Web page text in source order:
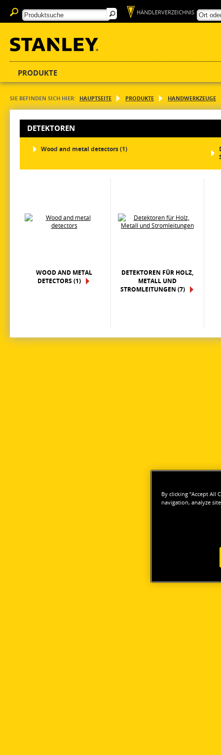
HÄNDLERVERZEICHNIS
PRODUKTE
SIE BEFINDEN SICH HIER: HAUPTSEITE PRODUKTE HANDWERKZEUGE
DETEKTOREN
Wood and metal detectors (1)
WOOD AND METAL
DETECTORS (1)
DETEKTOREN FÜR HOLZ,
METALL UND
STROMLEITUNGEN (7)
By clicking “Accept All
navigation, analyze